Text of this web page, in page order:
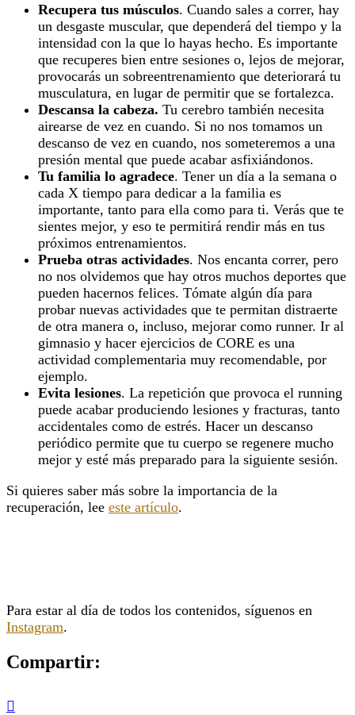
Recupera tus músculos. Cuando sales a correr, hay
un desgaste muscular, que dependerá del tiempo y la
intensidad con la que lo hayas hecho. Es importante
que recuperes bien entre sesiones o, lejos de mejorar,
provocarás un sobreentrenamiento que deteriorará tu
musculatura, en lugar de permitir que se fortalezca.
Descansa la cabeza. Tu cerebro también necesita
airearse de vez en cuando. Si no nos tomamos un
descanso de vez en cuando, nos someteremos a una
presión mental que puede acabar asfixiándonos.
Tu familia lo agradece. Tener un día a la semana o
cada X tiempo para dedicar a la familia es
importante, tanto para ella como para ti. Verás que te
sientes mejor, y eso te permitirá rendir más en tus
próximos entrenamientos.
Prueba otras actividades. Nos encanta correr, pero
no nos olvidemos que hay otros muchos deportes que
pueden hacernos felices. Tómate algún día para
probar nuevas actividades que te permitan distraerte
de otra manera o, incluso, mejorar como runner. Ir al
gimnasio y hacer ejercicios de CORE es una
actividad complementaria muy recomendable, por
ejemplo.
Evita lesiones. La repetición que provoca el running
puede acabar produciendo lesiones y fracturas, tanto
accidentales como de estrés. Hacer un descanso
periódico permite que tu cuerpo se regenere mucho
mejor y esté más preparado para la siguiente sesión.
Si quieres saber más sobre la importancia de la
recuperación, lee este artículo.
Para estar al día de todos los contenidos, síguenos en
Instagram.
Compartir: